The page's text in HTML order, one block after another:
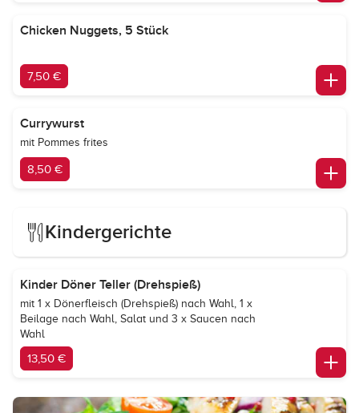
Chicken Nuggets, 5 Stück
7,50 €
Currywurst
mit Pommes frites
8,50 €
Kindergerichte
Kinder Döner Teller (Drehspieß)
mit 1 x Dönerfleisch (Drehspieß) nach Wahl, 1 x
Beilage nach Wahl, Salat und 3 x Saucen nach
Wahl
13,50 €